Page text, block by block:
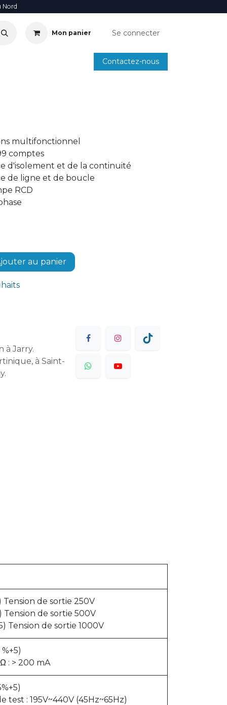
Nord
Mon panier Se connecter
ANNUAIRE INSTALLATEURS SMARTPHONE
Contactez-nous
multifonctionnel
comptes
d'isolement et de la continuité
de ligne et de boucle
RCD
au panier
à Jarry.
à Saint-
Tension de sortie 250V
Tension de sortie 500V
Tension de sortie 1000V
: > 200 mA
test : 195V~440V (45Hz~65Hz)